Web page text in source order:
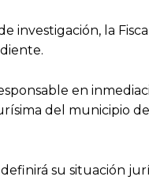
investigación, la
en
del municipio
su situación